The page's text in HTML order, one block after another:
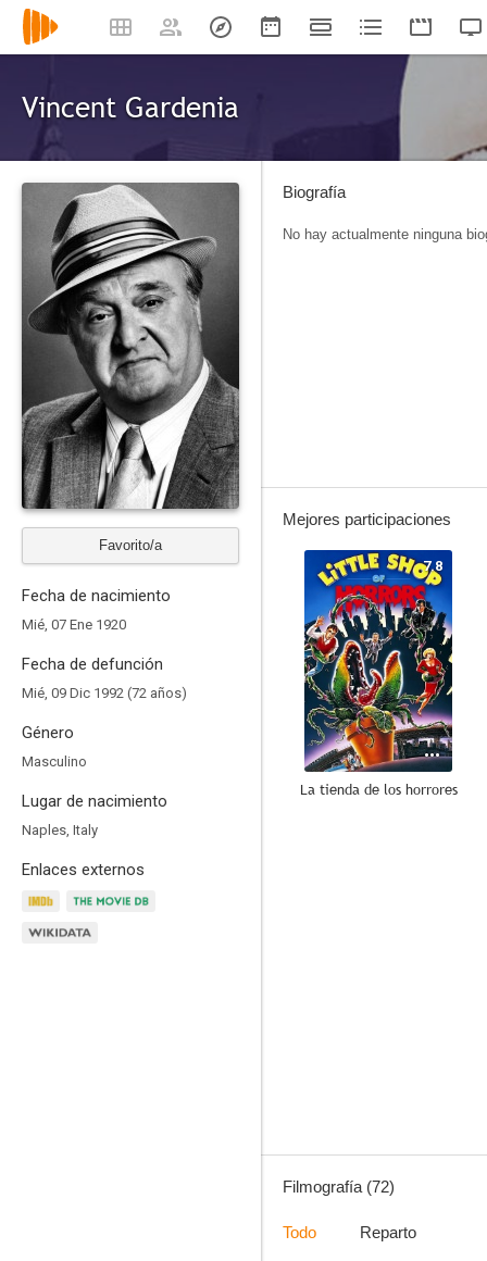
Vincent Gardenia
Favorito/a
Fecha de nacimiento
Mié, 07 Ene 1920
Fecha de defunción
Mié, 09 Dic 1992 (72 años)
Género
Masculino
Lugar de nacimiento
Naples, Italy
Enlaces externos
Biografía
No hay actualmente ninguna
Mejores participaciones
7.8
La tienda de los horrores
Filmografía (72)
Todo Reparto